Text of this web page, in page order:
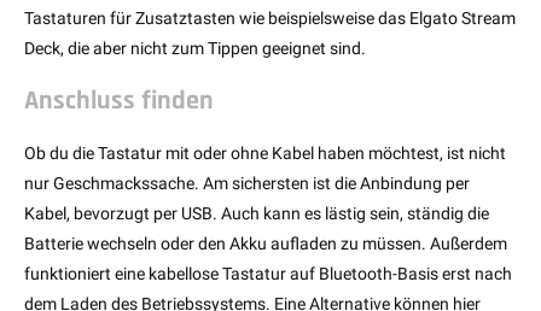
Tastaturen für Zusatztasten wie beispielsweise das Elgato Stream
Deck, die aber nicht zum Tippen geeignet sind.
Anschluss finden
Ob du die Tastatur mit oder ohne Kabel haben möchtest, ist nicht
nur Geschmackssache. Am sichersten ist die Anbindung per
Kabel, bevorzugt per USB. Auch kann es lästig sein, ständig die
Batterie wechseln oder den Akku aufladen zu müssen. Außerdem
funktioniert eine kabellose Tastatur auf Bluetooth-Basis erst nach
dem Laden des Betriebssystems. Eine Alternative können hier